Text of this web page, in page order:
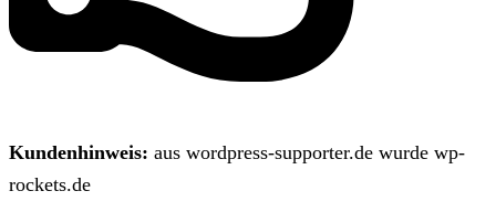
Kundenhinweis: aus wordpress-supporter.de wurde wp-
rockets.de